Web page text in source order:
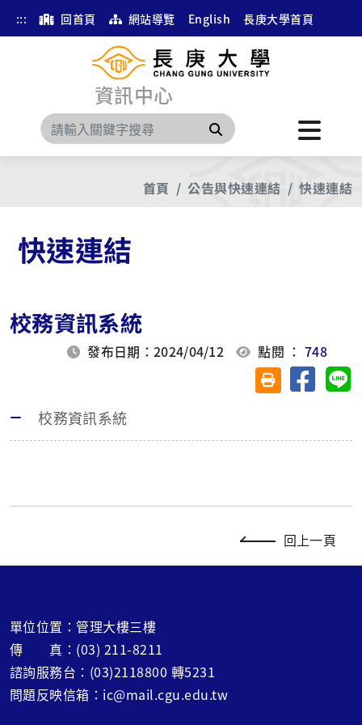
::: 回首頁 網站導覽 English 長庚大學首頁
資訊中心
搜尋
首頁 公告與快速連結 快速連結
快速連結
校務資訊系統
發布日期：2024/04/12 點閱 ：748
友善列印(另開視
分享至
校務資訊系統
回上一頁
單位位置：管理大樓三樓
傳 真：(03) 211-8211
諮詢服務台：(03)2118800 轉5231
問題反映信箱：ic@mail.cgu.edu.tw